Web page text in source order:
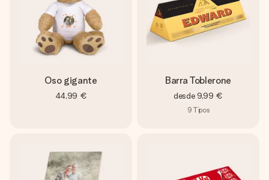
Oso gigante
44,99 €
Barra Toblerone
desde 9,99 €
9 Tipos